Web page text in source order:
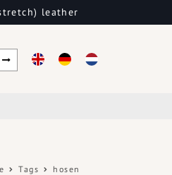
leather
Tags hosen